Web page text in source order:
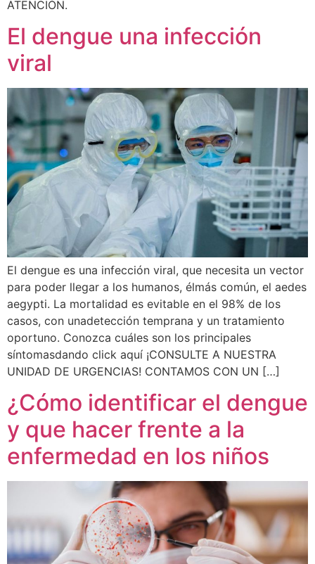
ATENCIÓN.
El dengue una infección
viral
El dengue es una infección viral, que necesita un vector
para poder llegar a los humanos, élmás común, el aedes
aegypti. La mortalidad es evitable en el 98% de los
casos, con unadetección temprana y un tratamiento
oportuno. Conozca cuáles son los principales
síntomasdando click aquí ¡CONSULTE A NUESTRA
UNIDAD DE URGENCIAS! CONTAMOS CON UN […]
¿Cómo identificar el dengue
y que hacer frente a la
enfermedad en los niños